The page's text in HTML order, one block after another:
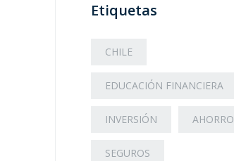
Etiquetas
CHILE
EDUCACIÓN FINANCIERA
INVERSIÓN AHORRO
SEGUROS